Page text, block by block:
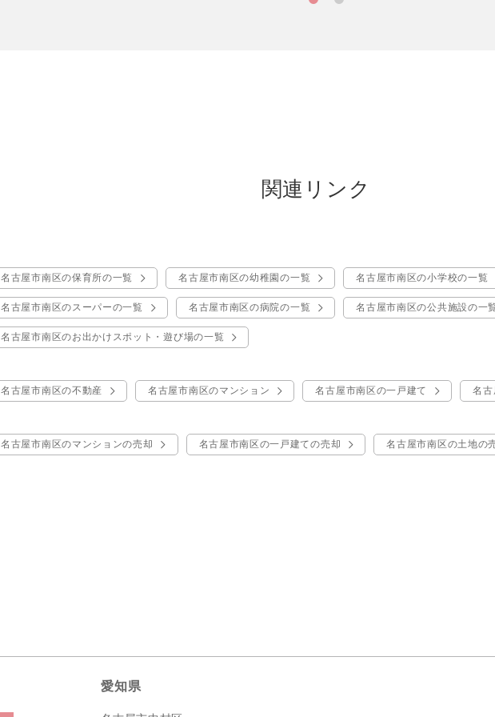
関連リンク
名古屋市南区の保育所の一覧 名古屋市南区の幼稚園の一覧 名古屋市南区の小学校の一覧
名古屋市南区のスーパーの一覧 名古屋市南区の病院の一覧 名古屋市南区の公共施設の一
名古屋市南区のお出かけスポット・遊び場の一覧
名古屋市南区の不動産 名古屋市南区のマンション 名古屋市南区の一戸建て 名古
名古屋市南区のマンションの売却 名古屋市南区の一戸建ての売却 名古屋市南区の土地の
愛知県